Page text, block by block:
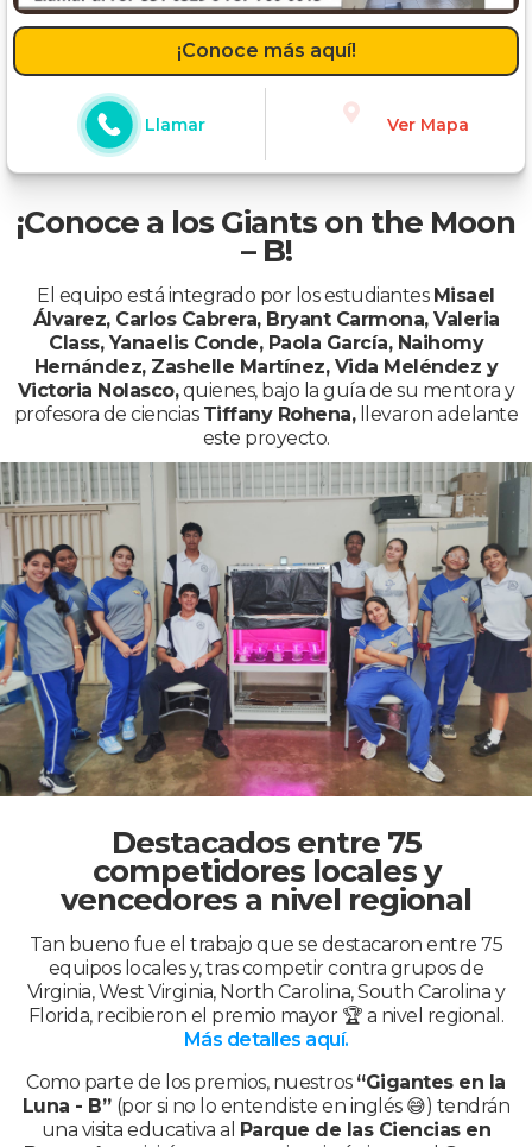
¡Conoce más aquí!
Llamar Ver Mapa
¡Conoce a los Giants on the Moon
– B!
El equipo está integrado por los estudiantes Misael
Álvarez, Carlos Cabrera, Bryant Carmona, Valeria
Class, Yanaelis Conde, Paola García, Naihomy
Hernández, Zashelle Martínez, Vida Meléndez y
Victoria Nolasco,quienes, bajo la guía de su mentora y
profesora de ciencias Tiffany Rohena,llevaron adelante
este proyecto.
Destacados entre 75
competidores locales y
vencedores a nivel regional
Tan bueno fue el trabajo que se destacaron entre 75
equipos locales y, tras competir contra grupos de
Virginia, West Virginia, North Carolina, South Carolina y
Florida, recibieron el premio mayor 🏆 a nivel regional.
Más detalles aquí.
Como parte de los premios, nuestros “Gigantes en la
Luna - B” (por si no lo entendiste en inglés 😅) tendrán
una visita educativa al Parque de las Ciencias en